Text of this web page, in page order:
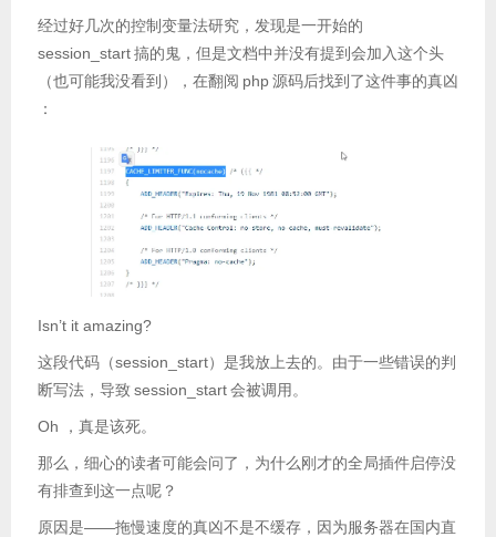
经过好几次的控制变量法研究，发现是一开始的
session_start搞的鬼，但是文档中并没有提到会加入这个头
（也可能我没看到），在翻阅 php源码后找到了这件事的真凶
：
Isn’t it amazing?
这段代码（session_start）是我放上去的。由于一些错误的判
断写法，导致session_start会被调用。
Oh ，真是该死。
那么，细心的读者可能会问了，为什么刚才的全局插件启停没
有排查到这一点呢？
原因是——拖慢速度的真凶不是不缓存，因为服务器在国内直